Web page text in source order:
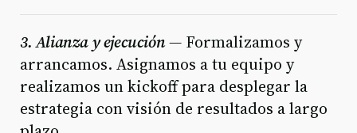
3. Alianza y ejecución — Formalizamos y
arrancamos. Asignamos a tu equipo y
realizamos un kickoff para desplegar la
estrategia con visión de resultados a largo